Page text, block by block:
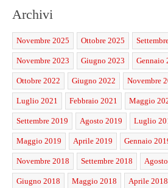
Archivi
Novembre 2025 Ottobre 2025
Novembre 2023 Giugno 2023 Gennaio
Ottobre 2022 Giugno 2022 Novembre
Luglio 2021 Febbraio 2021 Maggio
Settembre 2019 Agosto 2019 Luglio
Maggio 2019 Aprile 2019 Gennaio
Novembre 2018 Settembre 2018
Giugno 2018 Maggio 2018 Aprile 2018